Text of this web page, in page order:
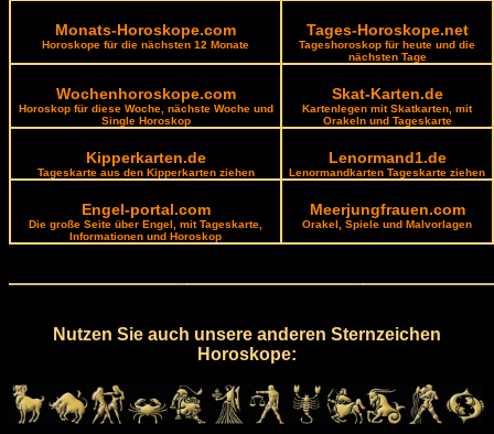
Monats-Horoskope.com
Horoskope für die nächsten 12 Monate
Tages-Horoskope.net
Tageshoroskop für heute und die
nächsten Tage
Wochenhoroskope.com
Horoskop für diese Woche, nächste Woche und
Single Horoskop
Skat-Karten.de
Kartenlegen mit Skatkarten, mit
Orakeln und Tageskarte
Kipperkarten.de
Tageskarte aus den Kipperkarten ziehen
Lenormand1.de
Lenormandkarten Tageskarte ziehen
Engel-portal.com
Die große Seite über Engel, mit Tageskarte,
Informationen und Horoskop
Meerjungfrauen.com
Orakel, Spiele und Malvorlagen
Nutzen Sie auch unsere anderen Sternzeichen
Horoskope: